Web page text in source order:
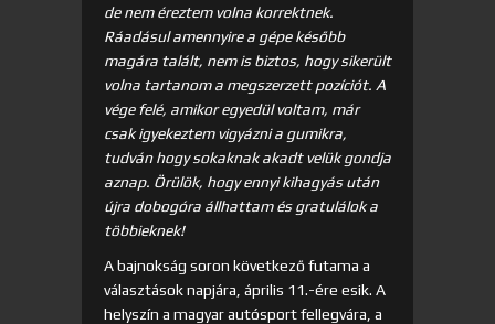
de nem éreztem volna korrektnek.
Ráadásul amennyire a gépe később
magára talált, nem is biztos, hogy sikerült
volna tartanom a megszerzett pozíciót. A
vége felé, amikor egyedül voltam, már
csak igyekeztem vigyázni a gumikra,
tudván hogy sokaknak akadt velük gondja
aznap. Örülök, hogy ennyi kihagyás után
újra dobogóra állhattam és gratulálok a
többieknek!
A bajnokság soron következő futama a
választások napjára, április 11.-ére esik. A
helyszín a magyar autósport fellegvára, a